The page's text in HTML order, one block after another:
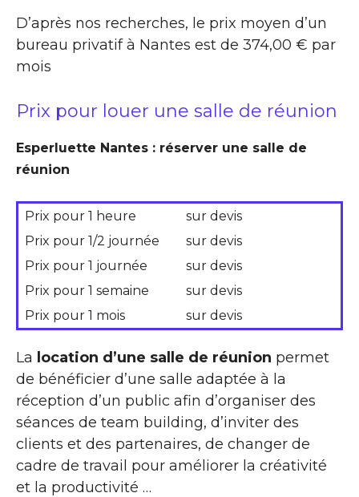
D’après nos recherches, le prix moyen d’un
bureau privatif à Nantes est de 374,00 € par
mois
Prix pour louer une salle de réunion
Esperluette Nantes : réserver une salle de
réunion
Prix pour 1 heure
sur devis
Prix pour 1/2 journée
sur devis
Prix pour 1 journée
sur devis
Prix pour 1 semaine
sur devis
Prix pour 1 mois
sur devis
La location d’une salle de réunion permet
de bénéficier d’une salle adaptée à la
réception d’un public afin d’organiser des
séances de team building, d’inviter des
clients et des partenaires, de changer de
cadre de travail pour améliorer la créativité
et la productivité …